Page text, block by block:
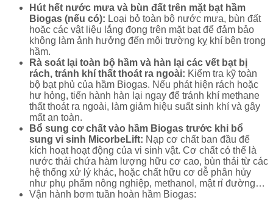
Hút hết nước mưa và bùn đất trên mặt bạt hầm
Biogas (nếu có): Loại bỏ toàn bộ nước mưa, bùn đất
hoặc các vật liệu lắng đọng trên mặt bạt để đảm bảo
không làm ảnh hưởng đến môi trường kỵ khí bên trong
hầm.
Rà soát lại toàn bộ hầm và hàn lại các vết bạt bị
rách, tránh khí thất thoát ra ngoài: Kiểm tra kỹ toàn
bộ bạt phủ của hầm Biogas. Nếu phát hiện rách hoặc
hư hỏng, tiến hành hàn lại ngay để tránh khí methane
thất thoát ra ngoài, làm giảm hiệu suất sinh khí và gây
mất an toàn.
Bổ sung cơ chất vào hầm Biogas trước khi bổ
sung vi sinh MicorbeLift: Nạp cơ chất ban đầu để
kích hoạt hoạt động của vi sinh vật. Cơ chất có thể là
nước thải chứa hàm lượng hữu cơ cao, bùn thải từ các
hệ thống xử lý khác, hoặc chất hữu cơ dễ phân hủy
như phụ phẩm nông nghiệp, methanol, mật rỉ đường…
Vận hành bơm tuần hoàn hầm Biogas: